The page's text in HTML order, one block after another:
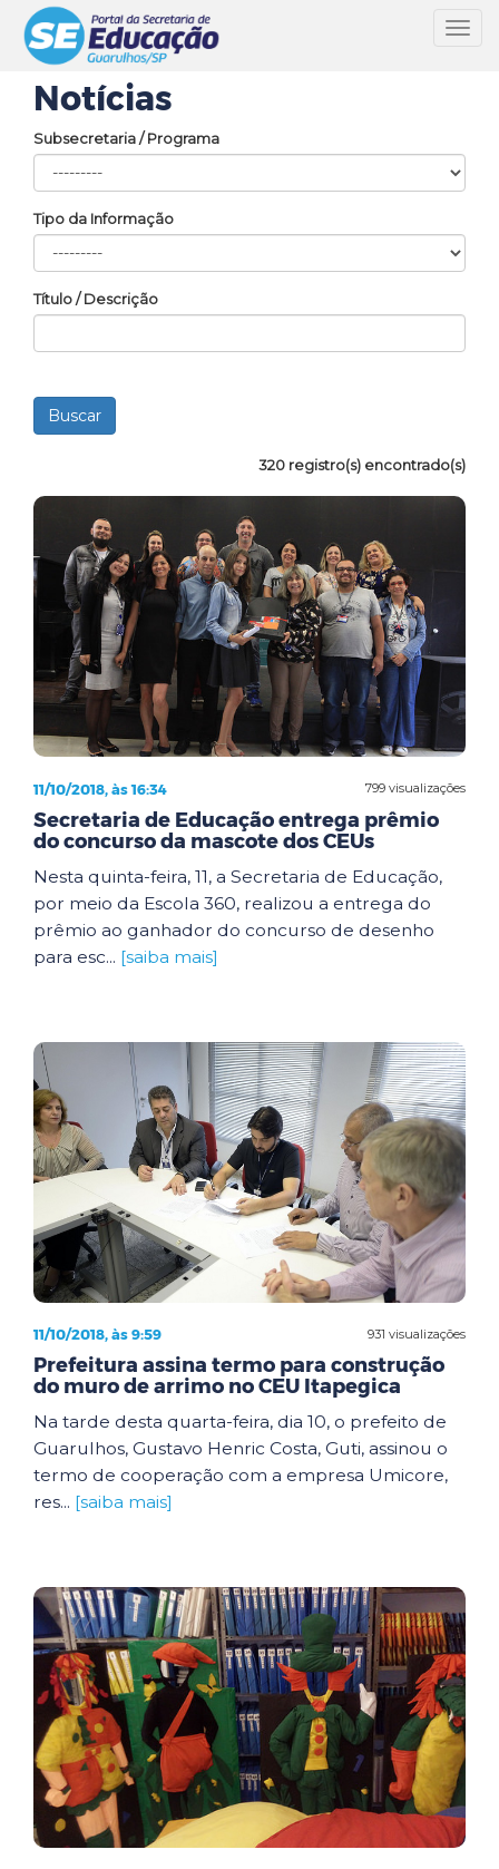
Notícias
Subsecretaria / Programa
Tipo da Informação
Título / Descrição
320 registro(s) encontrado(s)
799 visualizações
11/10/2018, às 16:34
Secretaria de Educação entrega prêmio
do concurso da mascote dos CEUs
Nesta quinta-feira, 11, a Secretaria de Educação,
por meio da Escola 360, realizou a entrega do
prêmio ao ganhador do concurso de desenho
para esc... [saiba mais]
931 visualizações
11/10/2018, às 9:59
Prefeitura assina termo para construção
do muro de arrimo no CEU Itapegica
Na tarde desta quarta-feira, dia 10, o prefeito de
Guarulhos, Gustavo Henric Costa, Guti, assinou o
termo de cooperação com a empresa Umicore,
res... [saiba mais]